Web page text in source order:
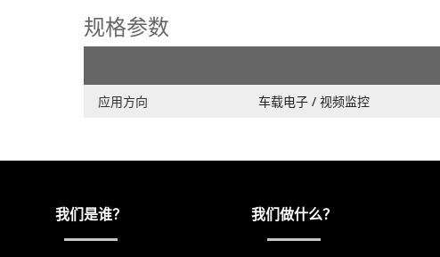
规格参数
应用方向 车载电子 / 视频监控
我们是谁？ 我们做什么？